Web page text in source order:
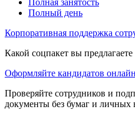
Полный день
Корпоративная поддержка
Какой соцпакет вы
Оформляйте кандидатов онлайн
Проверяйте сотрудников и
документы без бумаг и личных